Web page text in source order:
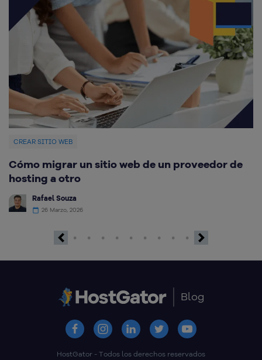
CREAR SITIO WEB
Cómo migrar un sitio web de un proveedor de
hosting a otro
Rafael Souza
26 Marzo, 2026
Blog
HostGator - Todos los derechos reservados